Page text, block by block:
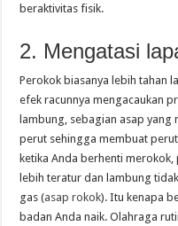
beraktivitas fisik.
2. Mengatasi
Perokok biasanya lebih tahan
efek racunnya mengacaukan
lambung, sebagian asap yang
perut sehingga membuat
ketika Anda berhenti
lebih teratur dan lambung
gas (asap rokok). Itu kenapa
badan Anda naik. Olahraga